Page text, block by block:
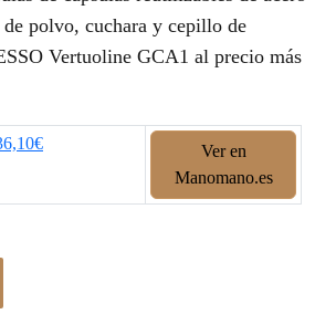
polvo, cuchara y cepillo de
Vertuoline GCA1 al precio más
Ver en
Manomano.es